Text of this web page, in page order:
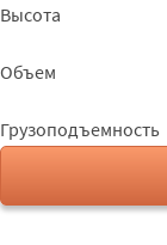
Высота
Объем
Грузоподъемность